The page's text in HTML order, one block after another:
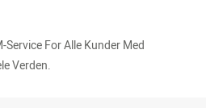
Service For Alle Kunder Med
Verden.